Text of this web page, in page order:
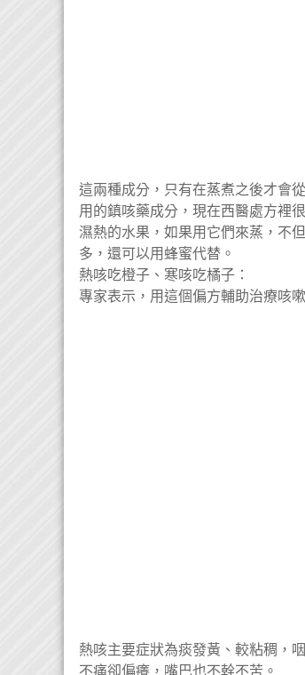
這兩種成分，只有在蒸煮之後才會
用的鎮咳藥成分，現在西醫處方裡
濕熱的水果，如果用它們來蒸，不
多，還可以用蜂蜜代替。
熱咳吃橙子、寒咳吃橘子：
專家表示，用這個偏方輔助治療咳
熱咳主要症狀為痰發黃、較粘稠，
不痛卻偏癢，嘴巴也不幹不苦。